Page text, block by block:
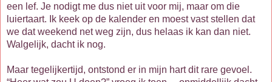
een lef. Je nodigt me dus niet uit voor mij, maar om die
luiertaart. Ik keek op de kalender en moest vast stellen dat
we dat weekend net weg zijn, dus helaas ik kan dan niet.
Walgelijk, dacht ik nog.
Maar tegelijkertijd, ontstond er in mijn hart dit rare gevoel.